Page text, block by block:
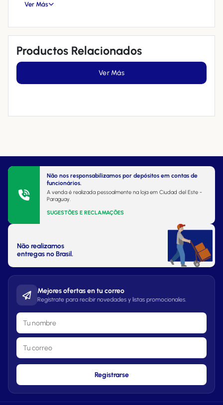
contigo. Incluye funda protectora y lápiz,
ampliando la creatividad y productividad.
Ver Más
Productos Relacionados
Ver Más
Não nos responsabilizamos por depósitos em contas de
funcionários.
A venda é realizada pessoalmente na loja em Ciudad del Este -
Paraguay.
SUGESTÕES E RECLAMAÇÕES
Não realizamos
entregas no Brasil.
Mejores ofertas en tu correo
Regístrate para recibir novedades y listas promocionales.
Registrarse